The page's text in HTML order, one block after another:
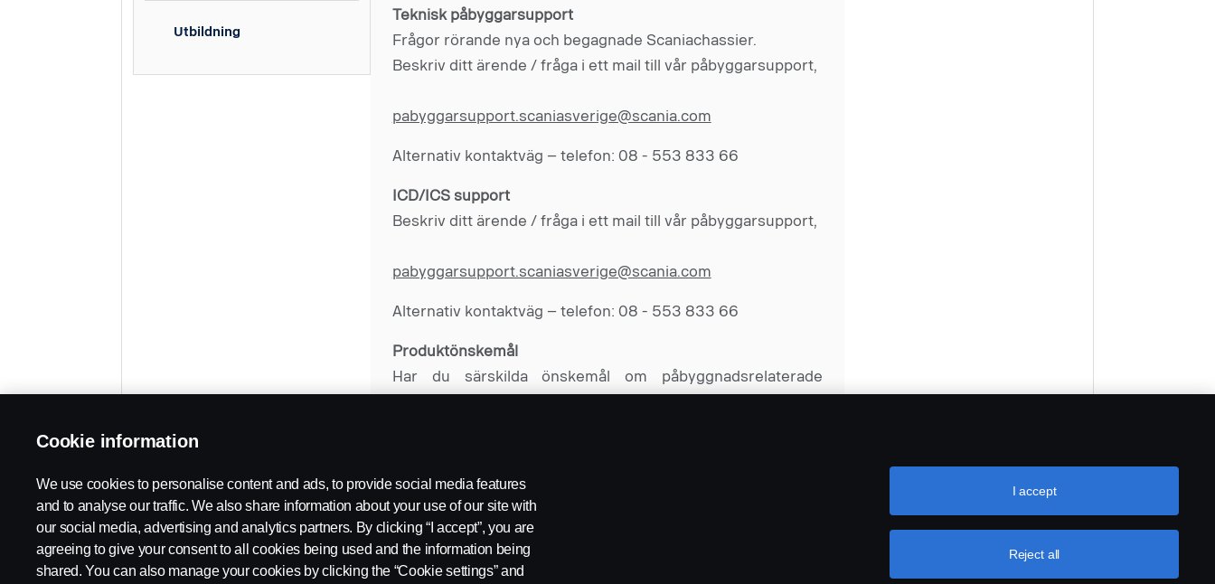
Utbildning
Teknisk påbyggarsupport
Frågor rörande nya och begagnade Scaniachassier.
Beskriv ditt ärende / fråga i ett mail till vår påbyggarsupport,
pabyggarsupport.scaniasverige@scania.com
Alternativ kontaktväg – telefon: 08 - 553 833 66
ICD/ICS support
Beskriv ditt ärende / fråga i ett mail till vår påbyggarsupport,
pabyggarsupport.scaniasverige@scania.com
Alternativ kontaktväg – telefon: 08 - 553 833 66
Produktönskemål
Har du särskilda önskemål om påbyggnadsrelaterade
dokumentet.
Cookie information
We use cookies to personalise content and ads, to provide social media features
and to analyse our traffic. We also share information about your use of our site with
our social media, advertising and analytics partners. By clicking “I accept”, you are
agreeing to give your consent to all cookies being used and the information being
shared. You can also manage your cookies by clicking the “Cookie settings” and
Reject all
I accept